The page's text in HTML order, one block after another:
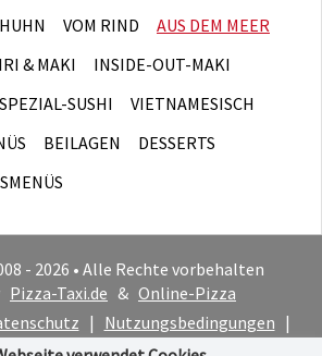
VOM RIND
AUS DEM MEER
& MAKI
INSIDE-OUT-MAKI
SPEZIAL-SUSHI
VIETNAMESISCH
BEILAGEN
DESSERTS
- 2026 • Alle Rechte vorbehalten
Pizza-Taxi.de & Online-Pizza
| Nutzungsbedingungen |
Cookie-Hinweis